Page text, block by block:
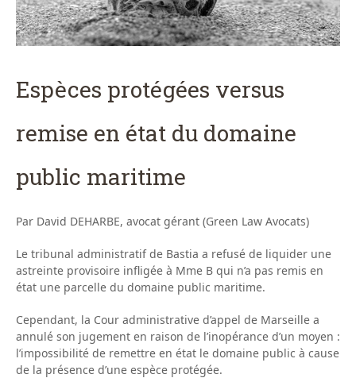
Espèces protégées versus
remise en état du domaine
public maritime
Par David DEHARBE, avocat gérant (Green Law Avocats)
Le tribunal administratif de Bastia a refusé de liquider une
astreinte provisoire infligée à Mme B qui n’a pas remis en
état une parcelle du domaine public maritime.
Cependant, la Cour administrative d’appel de Marseille a
annulé son jugement en raison de l’inopérance d’un moyen :
l’impossibilité de remettre en état le domaine public à cause
de la présence d’une espèce protégée.